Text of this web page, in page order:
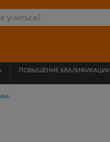
ПОВЫШЕНИЕ КВАЛИФИКАЦИИ